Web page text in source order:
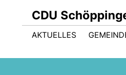
CDU
AKTUELLES